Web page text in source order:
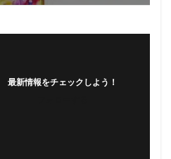
最新情報をチェックしよう！